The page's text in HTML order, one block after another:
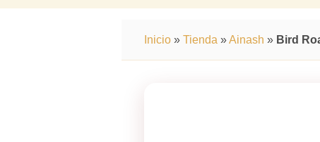
Inicio » Tienda »Ainash » Bird